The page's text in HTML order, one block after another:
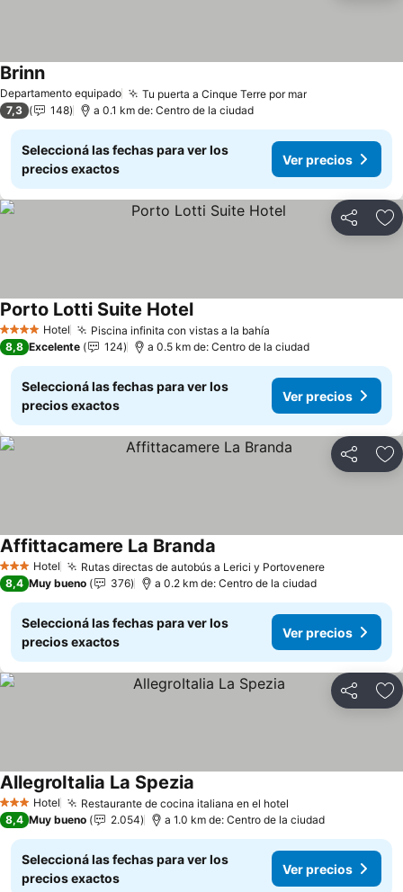
Departamento equipado Tu puerta a Cinque Terre por marVer precios
BrinnVer precios
7,3 148 a 0.1 km de: Centro de la ciudad
Seleccioná las fechas para ver los
precios exactos
Ver precios
Compartir
4 EstrellasHotel Piscina infinita con vistas a la bahía
Porto Lotti Suite HotelVer precios
8,8 Excelente 124 a 0.5 km de: Centro de la ciudad
Seleccioná las fechas para ver los
precios exactos
Ver precios
Compartir
3 Estrellas
Hotel Rutas directas de autobús a Lerici y PortovenereVer precios
Affittacamere La Branda
8,4 Muy bueno 376 a 0.2 km de: Centro de la ciudad
Seleccioná las fechas para ver los
precios exactos
Ver precios
Compartir
3 Estrellas
Hotel Restaurante de cocina italiana en el hotel
AllegroItalia La Spezia
8,4 Muy bueno 2.054 a 1.0 km de: Centro de la ciudad
Seleccioná las fechas para ver los
precios exactos
Ver precios